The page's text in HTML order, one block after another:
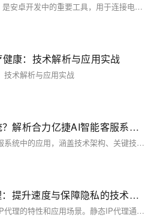
ADB（Android Debug Bridge）是安卓开发中的重要工具，用于连接电脑与安卓设备，实现文件传输、应用管理、日志抓取等功能。本文介绍了 ADB 的基本概念、安装配置及常用命令。包括：1) 基本命令如 `adb version` 和 `adb devices`；2) 权限操作如 `adb root` 和 `adb shell`；3) APK 操作如安装、卸载应用；4) 文件传输如 `adb push` 和 `adb pull`；5) 日志记录如 `adb logcat`；6) 系统信息获取如屏幕截图和录屏。通过这些功能，用户可高效调试和管理安卓设备。
康：技术解析与应用实战
技术解析与应用实战
AI技术如何重塑客服系统？解析合力亿捷AI智能客服系统实践案例
本文探讨了人工智能技术在客服系统中的应用，涵盖技术架构、关键技术和优化策略。通过感知层、认知层、决策层和执行层的协同工作，结合自然语言处理、知识库构建和多模态交互技术，合力亿捷客服系统实现了智能化服务。文章还提出了用户体验优化、服务质量提升和系统性能改进的方法，并展望了未来发展方向，强调其在客户服务领域的核心价值与潜力。
静态IP代理与动态IP代理：提升速度与保障隐私的技术解析
本文探讨了静态IP代理和动态IP代理的特性和应用场景。静态IP代理通过高质量服务提供商、网络设置优化、定期更换IP与负载均衡及性能监控提升网络访问速度；动态IP代理则通过隐藏真实IP、增强安全性、绕过封锁和提供独立IP保障用户隐私。结合实际案例与代码示例，展示了两者在不同场景下的优势，帮助用户根据需求选择合适的代理服务以实现高效、安全的网络访问。